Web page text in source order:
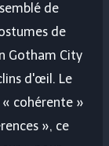
de
de
Gotham City
d'œil. Le
cohérente »
», ce